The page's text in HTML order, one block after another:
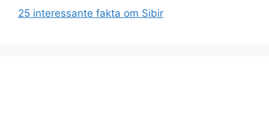
25 interessante fakta om Sibir